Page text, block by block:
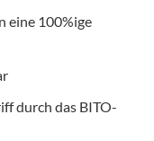
eine 100%ige
durch das BITO-